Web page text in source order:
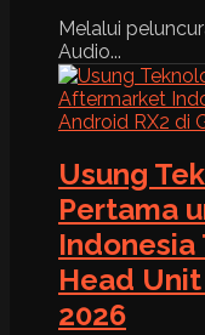
Melalui
Audio...
Usung
Pertama
Indonesia
Head
2026